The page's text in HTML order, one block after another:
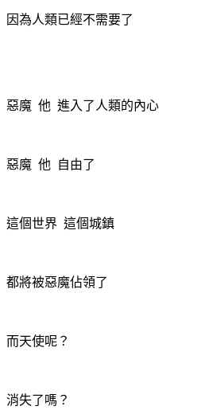
因為人類已經不需要了
惡魔 他 進入了人類的內心
惡魔 他 自由了
這個世界 這個城鎮
都將被惡魔佔領了
而天使呢？
消失了嗎？